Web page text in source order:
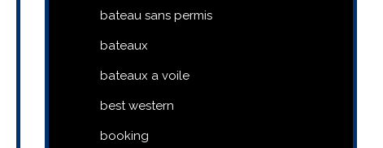
bateau sans permis
bateaux
bateaux a voile
best western
booking